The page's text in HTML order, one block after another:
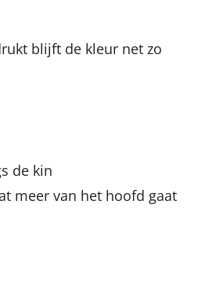
blijft de kleur net zo
de kin
meer van het hoofd gaat